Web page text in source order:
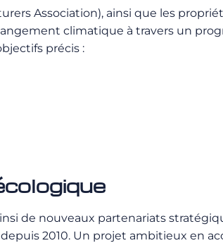
Association), ainsi que les
climatique à travers un
précis :
de nouveaux partenariats
2010. Un projet ambitieux en